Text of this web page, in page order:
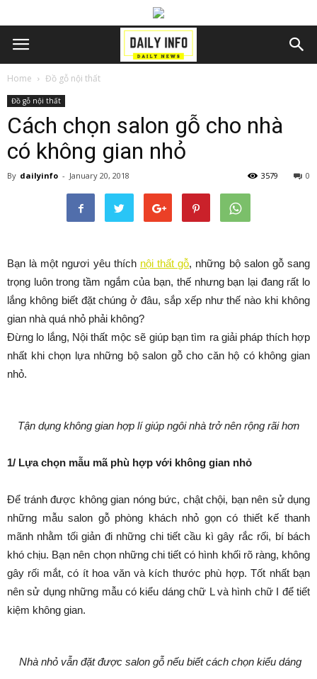
Home Đồ gỗ nội thất
Đồ gỗ nội thất
Cách chọn salon gỗ cho nhà
có không gian nhỏ
By dailyinfo - January 20, 2018 0
3579
Bạn là một ngươi yêu thích nội thất gỗ, những bộ salon gỗ sang
trọng luôn trong tầm ngắm của bạn, thế nhưng bạn lại đang rất lo
lắng không biết đặt chúng ở đâu, sắp xếp như thế nào khi không
gian nhà quá nhỏ phải không?
Đừng lo lắng, Nội thất mộc sẽ giúp bạn tìm ra giải pháp thích hợp
nhất khi chọn lựa những bộ salon gỗ cho căn hộ có không gian
nhỏ.
Tận dụng không gian hợp lí giúp ngôi nhà trở nên rộng rãi hơn
1/ Lựa chọn mẫu mã phù hợp với không gian nhỏ
Để tránh được không gian nóng bức, chật chội, bạn nên sử dụng
những mẫu salon gỗ phòng khách nhỏ gọn có thiết kế thanh
mãnh nhằm tối giản đi những chi tiết cầu kì gây rắc rối, bí bách
khó chịu. Bạn nên chọn những chi tiết có hình khối rõ ràng, không
gây rối mắt, có ít hoa văn và kích thước phù hợp. Tốt nhất bạn
nên sử dụng những mẫu có kiểu dáng chữ L và hình chữ I để tiết
kiệm không gian.
Nhà nhỏ vẫn đặt được salon gỗ nếu biết cách chọn kiểu dáng